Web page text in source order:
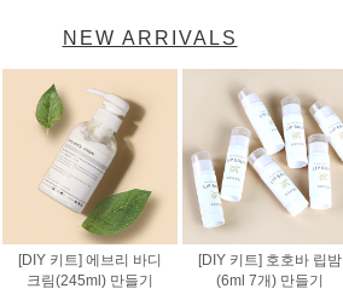
NEW ARRIVALS
[DIY 키트] 에브리 바디
크림(245ml) 만들기
[DIY 키트] 호호바 립밤
(6ml 7개) 만들기